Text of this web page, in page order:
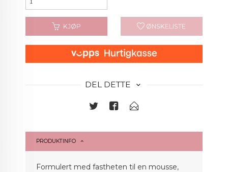
KJØP ØNSKELISTE
DEL DETTE
PRODUKTINFO
Formulert med fastheten til en mousse,